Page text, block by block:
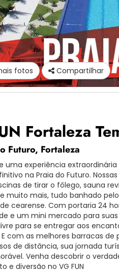
fotos Compartilhar
Fortaleza
Futuro, Fortaleza
uma experiência extraordinária
na Praia do Futuro.
de tirar o fôlego, sauna
muito mais, tudo banhado
cearense. Com portaria 24
e um mini mercado para
para se entregar aos
com as melhores barracas de
de distância, sua jornada
Venha descobrir o
e diversão no VG FUN